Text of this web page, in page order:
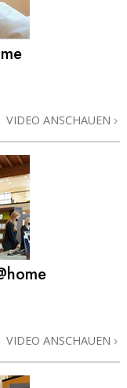
VIDEO ANSCHAUEN
VIDEO ANSCHAUEN